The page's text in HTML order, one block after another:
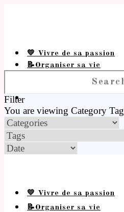
💛 Vivre de sa passion
📝Organiser sa vie
Filter
You are viewing Category Tag
💛 Vivre de sa passion
📝Organiser sa vie